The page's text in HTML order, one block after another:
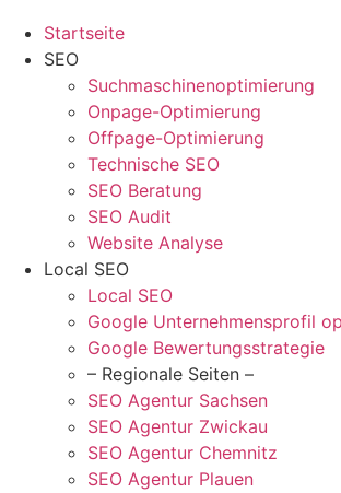
Startseite
SEO
Suchmaschinenoptimierung
Onpage-Optimierung
Offpage-Optimierung
Technische SEO
SEO Beratung
SEO Audit
Website Analyse
Local SEO
Local SEO
Google Unternehmensprofil
Google Bewertungsstrategie
– Regionale Seiten –
SEO Agentur Sachsen
SEO Agentur Zwickau
SEO Agentur Chemnitz
SEO Agentur Plauen